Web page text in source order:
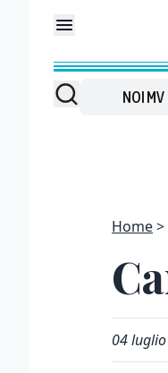
NOI MV
Home
04